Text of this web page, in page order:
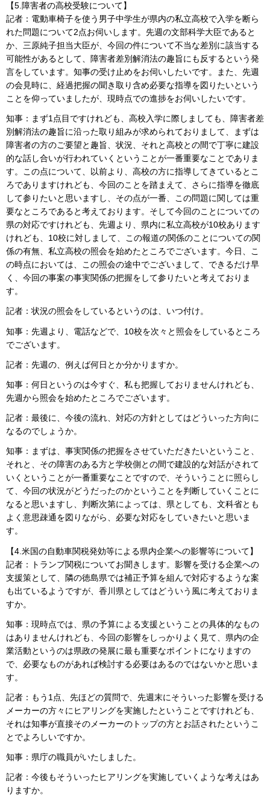
【5.障害者の高校受験について】
記者：電動車椅子を使う男子中学生が県内の私立高校で入学を断ら
れた問題について2点お伺いします。先週の文部科学大臣であると
か、三原純子担当大臣が、今回の件について不当な差別に該当する
可能性があるとして、障害者差別解消法の趣旨にも反するという発
言をしています。知事の受け止めをお伺いしたいです。また、先週
の会見時に、経過把握の聞き取り含め必要な指導を図りたいという
ことを仰っていましたが、現時点での進捗をお伺いしたいです。
知事：まず1点目ですけれども、高校入学に際しましても、障害者差
別解消法の趣旨に沿った取り組みが求められておりまして、まずは
障害者の方のご要望と趣旨、状況、それと高校との間で丁寧に建設
的な話し合いが行われていくということが一番重要なことでありま
す。この点について、以前より、高校の方に指導してきているとこ
ろでありますけれども、今回のことを踏まえて、さらに指導を徹底
して参りたいと思いますし、その点が一番、この問題に関しては重
要なところであると考えております。そして今回のことについての
県の対応ですけれども、先週より、県内に私立高校が10校あります
けれども、10校に対しまして、この報道の関係のことについての関
係の有無、私立高校の照会を始めたところでございます。今日、こ
の時点においては、この照会の途中でございまして、できるだけ早
く、今回の事案の事実関係の把握をして参りたいと考えておりま
す。
記者：状況の照会をしているというのは、いつ付け。
知事：先週より、電話などで、10校を次々と照会をしているところ
でございます。
記者：先週の、例えば何日とか分かりますか。
知事：何日というのは今すぐ、私も把握しておりませんけれども、
先週から照会を始めたところでございます。
記者：最後に、今後の流れ、対応の方針としてはどういった方向に
なるのでしょうか。
知事：まずは、事実関係の把握をさせていただきたいということ、
それと、その障害のある方と学校側との間で建設的な対話がされて
いくということが一番重要なことですので、そういうことに照らし
て、今回の状況がどうだったのかということを判断していくことに
なると思いますし、判断次第によっては、県としても、文科省とも
よく意思疎通を図りながら、必要な対応をしていきたいと思いま
す。
【4.米国の自動車関税発効等による県内企業への影響等について】
記者：トランプ関税についてお聞きします。影響を受ける企業への
支援策として、隣の徳島県では補正予算を組んで対応するような案
も出ているようですが、香川県としてはどういう風に考えておりま
すか。
知事：現時点では、県の予算による支援ということの具体的なもの
はありませんけれども、今回の影響をしっかりよく見て、県内の企
業活動というのは県政の発展に最も重要なポイントになりますの
で、必要なものがあれば検討する必要はあるのではないかと思いま
す。
記者：もう1点、先ほどの質問で、先週末にそういった影響を受ける
メーカーの方々にヒアリングを実施したということですけれども、
それは知事が直接そのメーカーのトップの方とお話されたというこ
とでよろしいですか。
知事：県庁の職員がいたしました。
記者：今後もそういったヒアリングを実施していくような考えはあ
りますか。